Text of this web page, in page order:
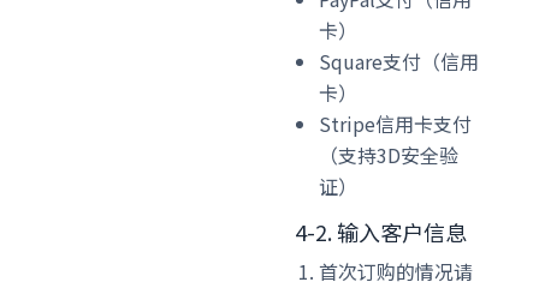
卡）
Square支付（信用
卡）
Stripe信用卡支付
（支持3D安全验
证）
4-2. 输入客户信息
首次订购的情况请